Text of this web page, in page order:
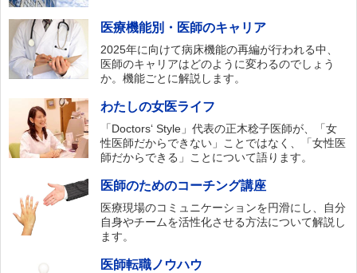
医療機能別・医師のキャリア
2025年に向けて病床機能の再編が行われる中、
医師のキャリアはどのように変わるのでしょう
か。機能ごとに解説します。
わたしの女医ライフ
「Doctors‘ Style」代表の正木稔子医師が、「女
性医師だからできない」ことではなく、「女性医
師だからできる」ことについて語ります。
医師のためのコーチング講座
医療現場のコミュニケーションを円滑にし、自分
自身やチームを活性化させる方法について解説し
ます。
医師転職ノウハウ